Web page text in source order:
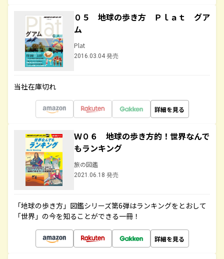
０５ 地球の歩き方 Ｐｌａｔ グア
ム
Plat
2016.03.04 発売
当社在庫切れ
詳細を見る
Ｗ０６ 地球の歩き方的！世界なんで
もランキング
旅の図鑑
2021.06.18 発売
「地球の歩き方」図鑑シリーズ第6弾はランキングをとおして
「世界」の今を知ることができる一冊！
詳細を見る